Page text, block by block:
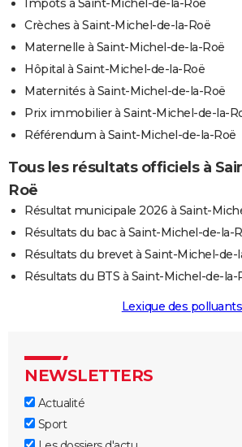
Impôts à Saint-Michel-de-la-Roë
Crèches à Saint-Michel-de-la-Roë
Maternelle à Saint-Michel-de-la-Roë
Hôpital à Saint-Michel-de-la-Roë
Maternités à Saint-Michel-de-la-Roë
Prix immobilier à Saint-Michel-de-la-
Référendum à Saint-Michel-de-la-Roë
Tous les résultats officiels à
Roë
Résultat municipale 2026 à Saint-
Résultats du bac à Saint-Michel-de-la-
Résultats du brevet à Saint-Michel-de-
Résultats du BTS à Saint-Michel-de-la-
Lexique des polluants
NEWSLETTERS
Actualité
Sport